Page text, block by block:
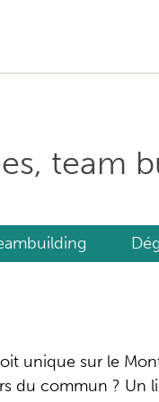
team
unique sur le
du commun ? Un